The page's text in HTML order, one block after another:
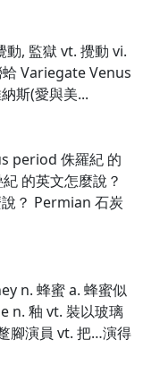
, 監獄 vt. 攪動 vi.
Variegate Venus
斯(愛與美...
period 侏羅紀 的
的英文怎麼說？
？ Permian 石炭
n. 蜂蜜 a. 蜂蜜似
n. 釉 vt. 裝以玻璃
腳演員 vt. 把…演得